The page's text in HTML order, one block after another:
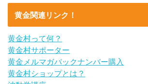
黄金関連リンク！
黄金村って何？
黄金村サポーター
黄金メルマガバックナンバー購入
黄金村ショップとは？